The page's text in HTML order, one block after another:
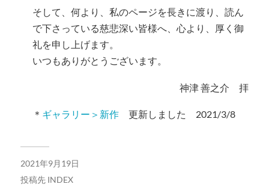
そして、何より、私のページを長きに渡り、読ん
で下さっている慈悲深い皆様へ、心より、厚く御
礼を申し上げます。
いつもありがとうございます。
神津 善之介 拝
＊ ギャラリー＞新作更新しました 2021/3/8
2021年9月19日
投稿先 INDEX